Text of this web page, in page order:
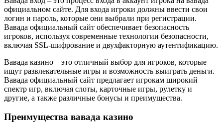
официальном сайте. Для входа игроки должны ввести свои
логин и пароль, которые они выбрали при регистрации.
Вавада официальный сайт обеспечивает безопасность
игроков, используя современные технологии безопасности,
включая SSL-шифрование и двухфакторную аутентификацию.
Вавада казино – это отличный выбор для игроков, которые
ищут развлекательные игры и возможность выиграть деньги.
Вавада официальный сайт предлагает игрокам широкий
спектр игр, включая слоты, карточные игры, рулетку и
другие, а также различные бонусы и преимущества.
Преимущества вавада казино